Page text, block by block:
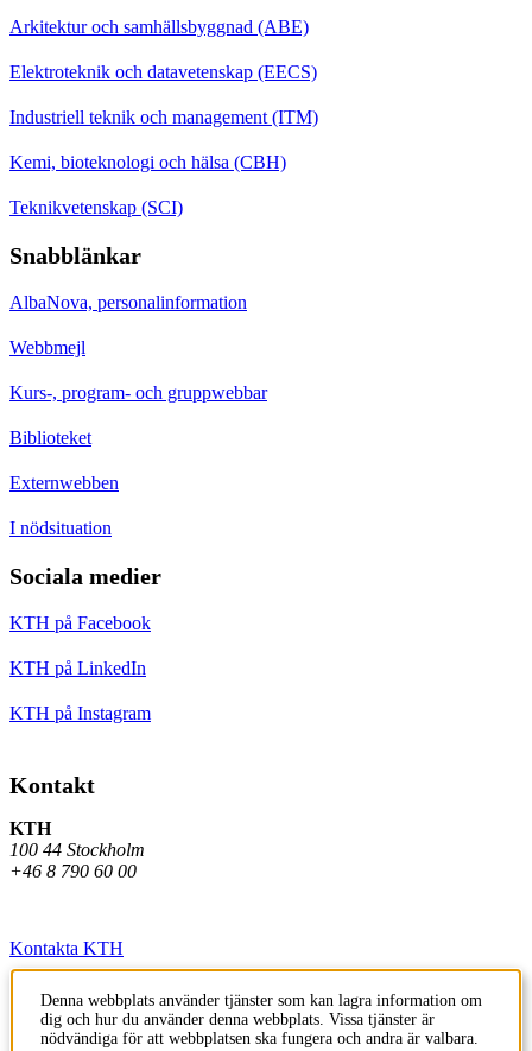
Arkitektur och samhällsbyggnad (ABE)
Elektroteknik och datavetenskap (EECS)
Industriell teknik och management (ITM)
Kemi, bioteknologi och hälsa (CBH)
Teknikvetenskap (SCI)
Snabblänkar
AlbaNova, personalinformation
Webbmejl
Kurs-, program- och gruppwebbar
Biblioteket
Externwebben
I nödsituation
Sociala medier
KTH på Facebook
KTH på LinkedIn
KTH på Instagram
Kontakt
KTH
100 44 Stockholm
+46 8 790 60 00
Kontakta KTH
Jobba på KTH
Press och media
Denna webbplats använder tjänster som kan lagra information om
dig och hur du använder denna webbplats. Vissa tjänster är
nödvändiga för att webbplatsen ska fungera och andra är valbara.